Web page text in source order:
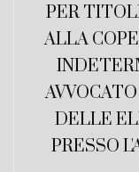
PER
ALLA
DELLE
PRESSO